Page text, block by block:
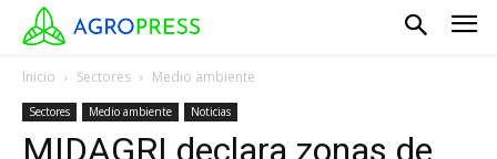
Inicio Sectores Medio ambiente
Sectores Medio ambiente Noticias
MIDAGRI declara zonas de